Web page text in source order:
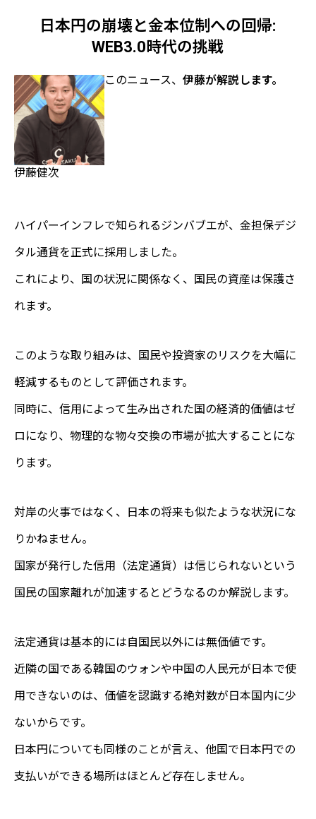
日本円の崩壊と金本位制への回帰:
WEB3.0時代の挑戦
伊藤健次
このニュース、 伊藤が解説します。
ハイパーインフレで知られるジンバブエが、金担保デジ
タル通貨を正式に採用しました。
これにより、国の状況に関係なく、国民の資産は保護さ
れます。
このような取り組みは、国民や投資家のリスクを大幅に
軽減するものとして評価されます。
同時に、信用によって生み出された国の経済的価値はゼ
ロになり、物理的な物々交換の市場が拡大することにな
ります。
対岸の火事ではなく、日本の将来も似たような状況にな
りかねません。
国家が発行した信用（法定通貨）は信じられないという
国民の国家離れが加速するとどうなるのか解説します。
法定通貨は基本的には自国民以外には無価値です。
近隣の国である韓国のウォンや中国の人民元が日本で使
用できないのは、価値を認識する絶対数が日本国内に少
ないからです。
日本円についても同様のことが言え、他国で日本円での
支払いができる場所はほとんど存在しません。